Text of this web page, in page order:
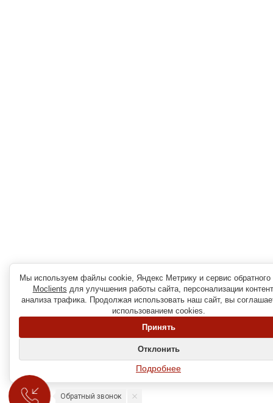
Мы используем файлы cookie, Яндекс Метрику и сервис обратного
Moclients для улучшения работы сайта, персонализации
анализа трафика. Продолжая использовать наш сайт, вы
использованием cookies.
Принять
Отклонить
Подробнее
Обратный звонок